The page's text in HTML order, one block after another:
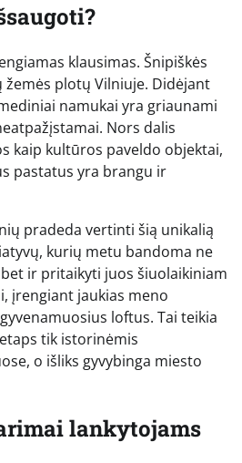
klausimas. Šnipiškės
žemės plotų Vilniuje. Didėjant
namukai yra griaunami
Nors dalis
kaip kultūros paveldo objektai,
pastatus yra brangu ir
pradeda vertinti šią unikalią
kurių metu bandoma ne
ir pritaikyti juos šiuolaikiniam
įrengiant jaukias meno
loftus. Tai teikia
tik istorinėmis
o išliks gyvybinga miesto
lankytojams